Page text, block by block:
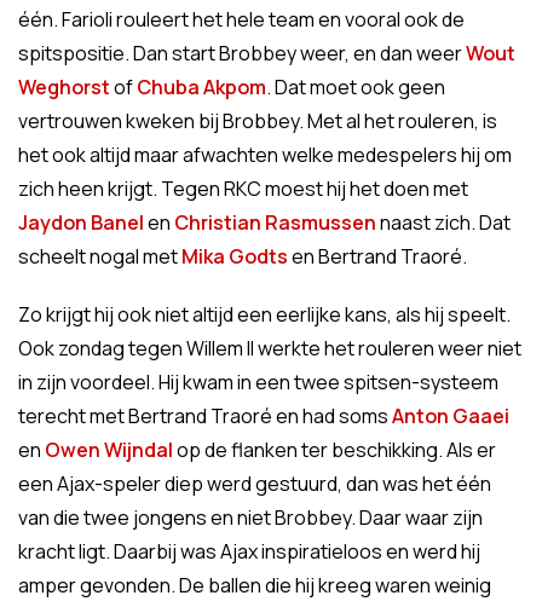
één. Farioli rouleert het hele team en vooral ook de
spitspositie. Dan start Brobbey weer, en dan weerWout
WeghorstofChuba Akpom. Dat moet ook geen
vertrouwen kweken bij Brobbey. Met al het rouleren, is
het ook altijd maar afwachten welke medespelers hij om
zich heen krijgt. Tegen RKC moest hij het doen met
Jaydon Banelen Christian Rasmussennaast zich. Dat
scheelt nogal metMika Godtsen Bertrand Traoré.
Zo krijgt hij ook niet altijd een eerlijke kans, als hij speelt.
Ook zondag tegen Willem II werkte het rouleren weer niet
in zijn voordeel. Hij kwam in een twee spitsen-systeem
terecht met Bertrand Traoré en had somsAnton Gaaei
en Owen Wijndalop de flanken ter beschikking. Als er
een Ajax-speler diep werd gestuurd, dan was het één
van die twee jongens en niet Brobbey. Daar waar zijn
kracht ligt. Daarbij was Ajax inspiratieloos en werd hij
amper gevonden. De ballen die hij kreeg waren weinig